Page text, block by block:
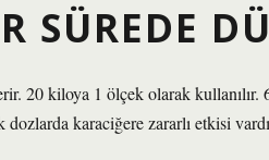
SÜREDE
20 kiloya 1 ölçek olarak kullanılır.
karaciğere zararlı etkisi